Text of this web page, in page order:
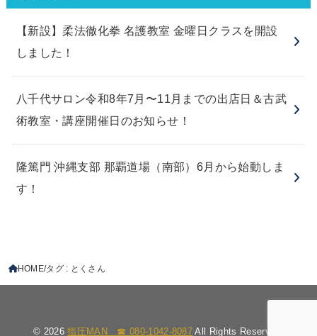
【新設】柔法徹化拳 名護教室 金曜日クラスを開設
しました！
八千代サロン令和8年7月〜11月までの出店日＆古武
術教室・講座開催日のお知らせ！
隆篤門 沖縄支部 那覇道場（南部）6月から始動しま
す！
HOME タグ : とくさん
© 2026指圧MAN ☎︎ 080-1042-8087 All Rights Reserved.